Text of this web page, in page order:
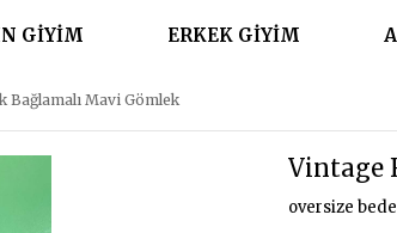
GİYİM ERKEK GİYİM
Bağlamalı Mavi Gömlek
Vintage
oversize